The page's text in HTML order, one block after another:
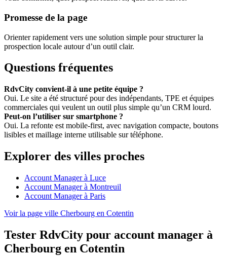
Promesse de la page
Orienter rapidement vers une solution simple pour structurer la
prospection locale autour d’un outil clair.
Questions fréquentes
RdvCity convient-il à une petite équipe ?
Oui. Le site a été structuré pour des indépendants, TPE et équipes
commerciales qui veulent un outil plus simple qu’un CRM lourd.
Peut-on l’utiliser sur smartphone ?
Oui. La refonte est mobile-first, avec navigation compacte, boutons
lisibles et maillage interne utilisable sur téléphone.
Explorer des villes proches
Account Manager à Luce
Account Manager à Montreuil
Account Manager à Paris
Voir la page ville Cherbourg en Cotentin
Tester RdvCity pour account manager à
Cherbourg en Cotentin